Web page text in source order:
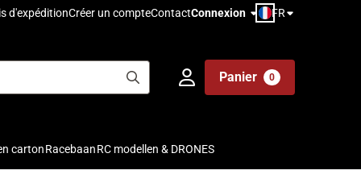
d'expéditionCréer un compteContactConnexion FR
Panier 0
carton Racebaan RC modellen & DRONES